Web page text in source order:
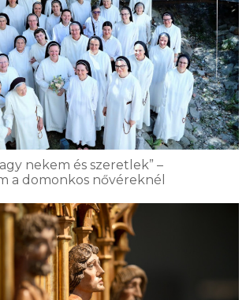
nekem és szeretlek” –
a domonkos nővéreknél